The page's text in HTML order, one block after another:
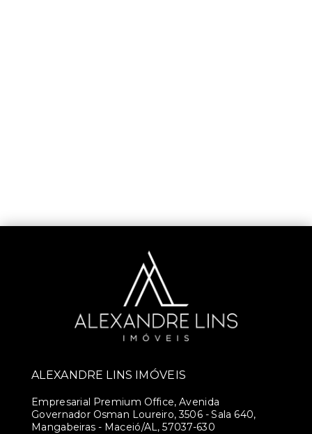
ALEXANDRE LINS IMÓVEIS
Empresarial Premium Office, Avenida
Governador Osman Loureiro, 3506 - Sala 640,
Mangabeiras - Maceió/AL, 57037-630